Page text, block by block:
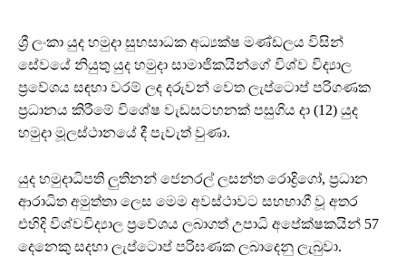
ශ්‍රී ලංකා යුද හමුදා සුභසාධක අධ්‍යක්ෂ මණ්ඩලය විසින්
සේවයේ නියුතු යුද හමුදා සාමාජිකයින්ගේ විශ්ව විද්‍යාල
ප්‍රවේශය සඳහා වරම් ලද දරුවන් වෙත ලැප්ටොප් පරිගණක
ප්‍රධානය කිරීමේ විශේෂ වැඩසටහනක් පසුගිය දා (12) යුද
හමුදා මූලස්ථානයේ දී පැවැත් වුණා.
යුද හමුදාධිපති ලුතිනන් ජෙනරල් ලසන්ත රොද්‍රිගෝ, ප්‍රධාන
ආරාධිත අමුත්තා ලෙස මෙම අවස්ථාවට සහභාගී වූ අතර
එහිදි විශ්වවිද්‍යාල ප්‍රවේශය ලබාගත් උපාධි අපේක්ෂකයින් 57
දෙනෙකු සදහා ලැප්ටොප් පරිඝණක ලබාදෙනු ලැබුවා.